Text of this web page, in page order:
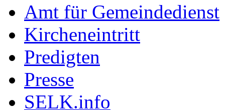
Amt für Gemeindedienst
Kircheneintritt
Predigten
Presse
SELK.info